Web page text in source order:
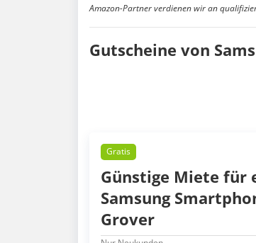
Amazon-Partner verdienen wir an
Gutscheine von
Gratis
Günstige Miete für
Samsung
Grover